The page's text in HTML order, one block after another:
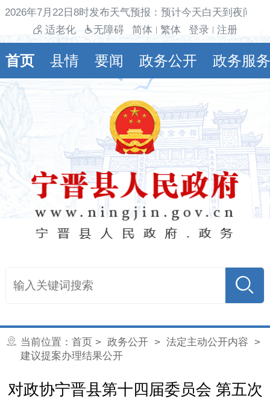
年7月22日8时发布天气预报：预计今天白天到夜间
适老化
无障碍 简体 繁体 登录 注册
首页 县情 要闻 政务公开 政务服务
当前位置： 首页 > 政务公开> 法定主动公开内容 >
建议提案办理结果公开
对政协宁晋县第十四届委员会 第五次